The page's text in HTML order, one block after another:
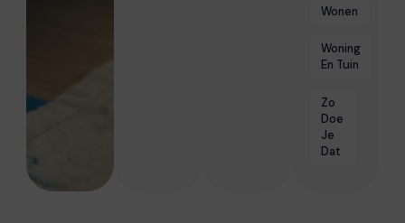
Wonen
Woning
En Tuin
Zo
Doe
Je
Dat